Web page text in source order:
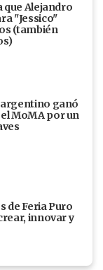
que Alejandro
"Jessico"
(también
ganó
MoMA por un
de Feria Puro
innovar y